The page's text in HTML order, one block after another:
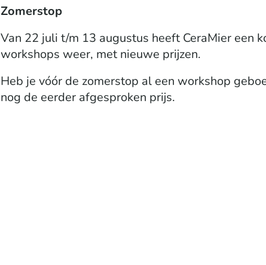
Zomerstop
Van 22 juli t/m 13 augustus heeft CeraMier een
workshops weer, met nieuwe prijzen.
Heb je vóór de zomerstop al een workshop
nog de eerder afgesproken prijs.